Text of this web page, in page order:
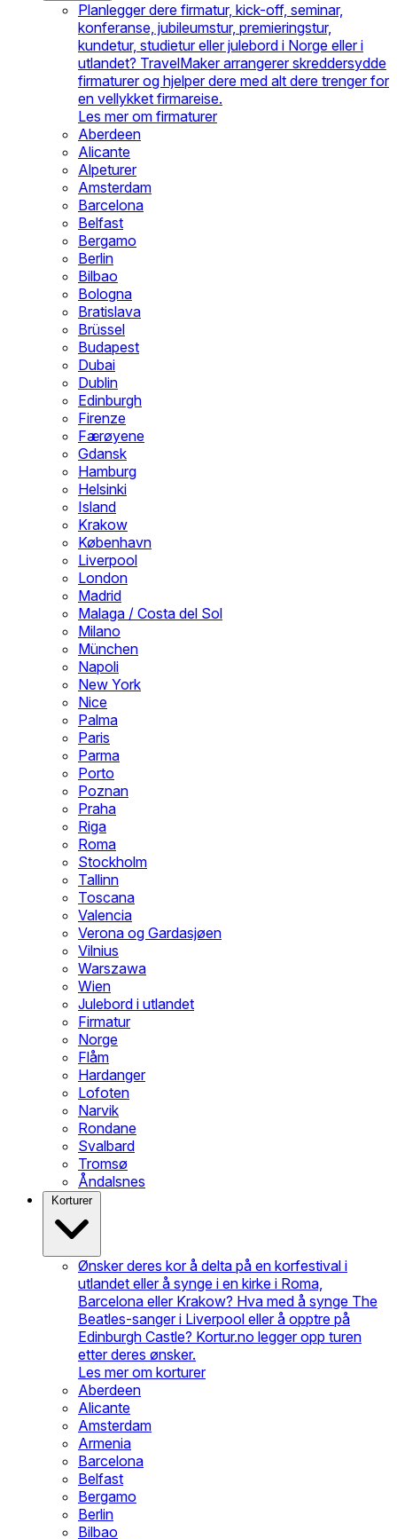
Planlegger dere firmatur, kick-off, seminar,
konferanse, jubileumstur, premieringstur,
kundetur, studietur eller julebord i Norge eller i
utlandet? TravelMaker arrangerer skreddersydde
firmaturer og hjelper dere med alt dere trenger for
en vellykket firmareise.
Les mer om firmaturer
Aberdeen
Alicante
Alpeturer
Amsterdam
Barcelona
Belfast
Bergamo
Berlin
Bilbao
Bologna
Bratislava
Brüssel
Budapest
Dubai
Dublin
Edinburgh
Firenze
Færøyene
Gdansk
Hamburg
Helsinki
Island
Krakow
København
Liverpool
London
Madrid
Malaga / Costa del Sol
Milano
München
Napoli
New York
Nice
Palma
Paris
Parma
Porto
Poznan
Praha
Riga
Roma
Stockholm
Tallinn
Toscana
Valencia
Verona og Gardasjøen
Vilnius
Warszawa
Wien
Julebord i utlandet
Firmatur
Norge
Flåm
Hardanger
Lofoten
Narvik
Rondane
Svalbard
Tromsø
Åndalsnes
Korturer
Ønsker deres kor å delta på en korfestival i
utlandet eller å synge i en kirke i Roma,
Barcelona eller Krakow? Hva med å synge The
Beatles-sanger i Liverpool eller å opptre på
Edinburgh Castle? Kortur.no legger opp turen
etter deres ønsker.
Les mer om korturer
Aberdeen
Alicante
Amsterdam
Armenia
Barcelona
Belfast
Bergamo
Berlin
Bilbao